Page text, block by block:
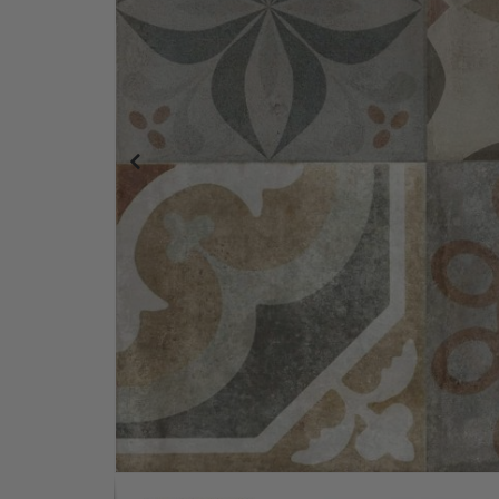
Fliesenaufkleber – Dunkles meergrünes Muster /